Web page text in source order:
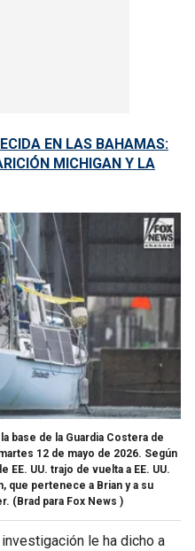
EN LAS BAHAMAS:
MICHIGAN Y LA
base de la Guardia Costera de
12 de mayo de 2026. Según
EE. UU. trajo de vuelta a EE. UU.
que pertenece a Brian y a su
(Brad para Fox News )
le ha dicho a